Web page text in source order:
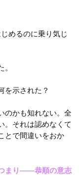
めるのに乗り気じ
示された？
のかも知れない。全
。それは認めなくて
とで間違いをおか
まり――恭順の意志